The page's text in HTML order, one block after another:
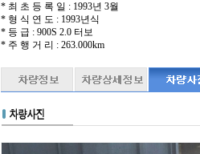
* 최 초 등 록 일 : 1993년 3월
* 형 식 연 도 : 1993년식
* 등 급 : 900S 2.0 터보
* 주 행 거 리 : 263.000km